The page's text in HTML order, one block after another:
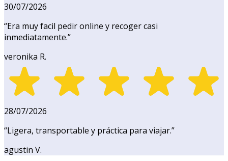
30/07/2026
“Era muy facil pedir online y recoger casi
inmediatamente.”
veronika R.
28/07/2026
“Ligera, transportable y práctica para viajar.”
agustin V.